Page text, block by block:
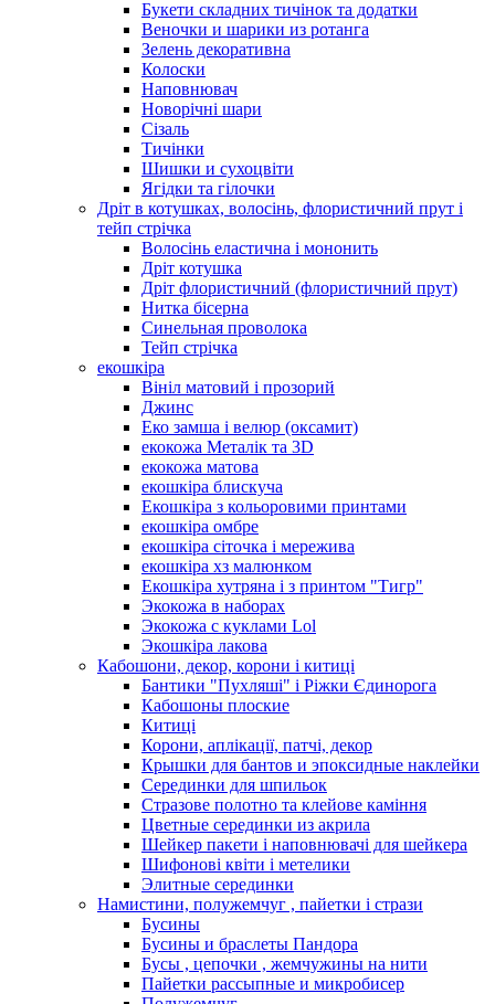
Букети складних тичінок та додатки
Веночки и шарики из ротанга
Зелень декоративна
Колоски
Наповнювач
Новорічні шари
Сізаль
Тичінки
Шишки и сухоцвіти
Ягідки та гілочки
Дріт в котушках, волосінь, флористичний прут і
тейп стрічка
Волосінь еластична і мононить
Дріт котушка
Дріт флористичний (флористичний прут)
Нитка бісерна
Синельная проволока
Тейп стрічка
екошкіра
Вініл матовий і прозорий
Джинс
Еко замша і велюр (оксамит)
екокожа Металік та 3D
екокожа матова
екошкіра блискуча
Екошкіра з кольоровими принтами
екошкіра омбре
екошкіра сіточка і мережива
екошкіра хз малюнком
Екошкіра хутряна і з принтом "Тигр"
Экокожа в наборах
Экокожа с куклами Lol
Экошкiра лакова
Кабошони, декор, корони і китиці
Бантики "Пухляші" і Ріжки Єдинорога
Кабошоны плоские
Китиці
Корони, аплікації, патчі, декор
Крышки для бантов и эпоксидные наклейки
Серединки для шпильок
Стразове полотно та клейове каміння
Цветные серединки из акрила
Шейкер пакети і наповнювачі для шейкера
Шифонові квіти і метелики
Элитные серединки
Намистини, полужемчуг , пайетки і стрази
Бусины
Бусины и браслеты Пандора
Бусы , цепочки , жемчужины на нити
Пайетки рассыпные и микробисер